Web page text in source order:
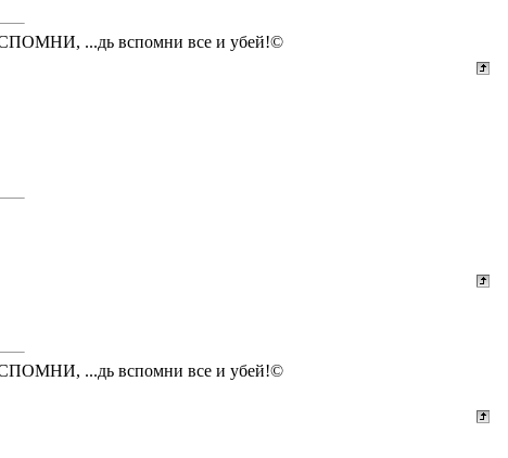
ВСПОМНИ, ...дь вспомни все и убей!©
ВСПОМНИ, ...дь вспомни все и убей!©